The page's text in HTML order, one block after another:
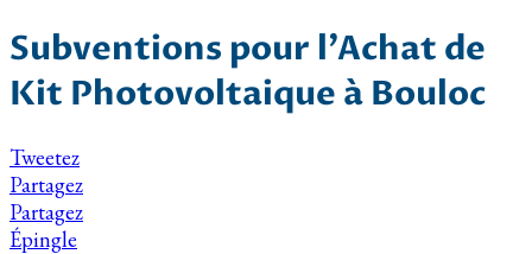
Subventions pour l’Achat de
Kit Photovoltaique à Bouloc
Tweetez
Partagez
Partagez
Épingle